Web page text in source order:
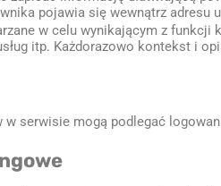
pojawia się wewnątrz adresu
w celu wynikającym z
itp. Każdorazowo kontekst i
serwisie mogą podlegać